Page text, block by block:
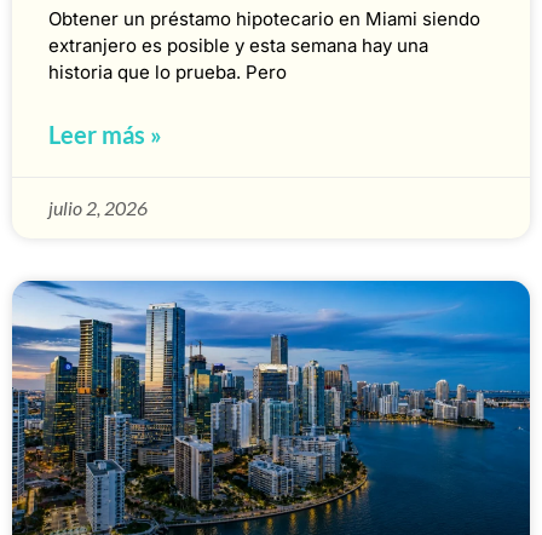
Obtener un préstamo hipotecario en Miami siendo
extranjero es posible y esta semana hay una
historia que lo prueba. Pero
Leer más »
julio 2, 2026